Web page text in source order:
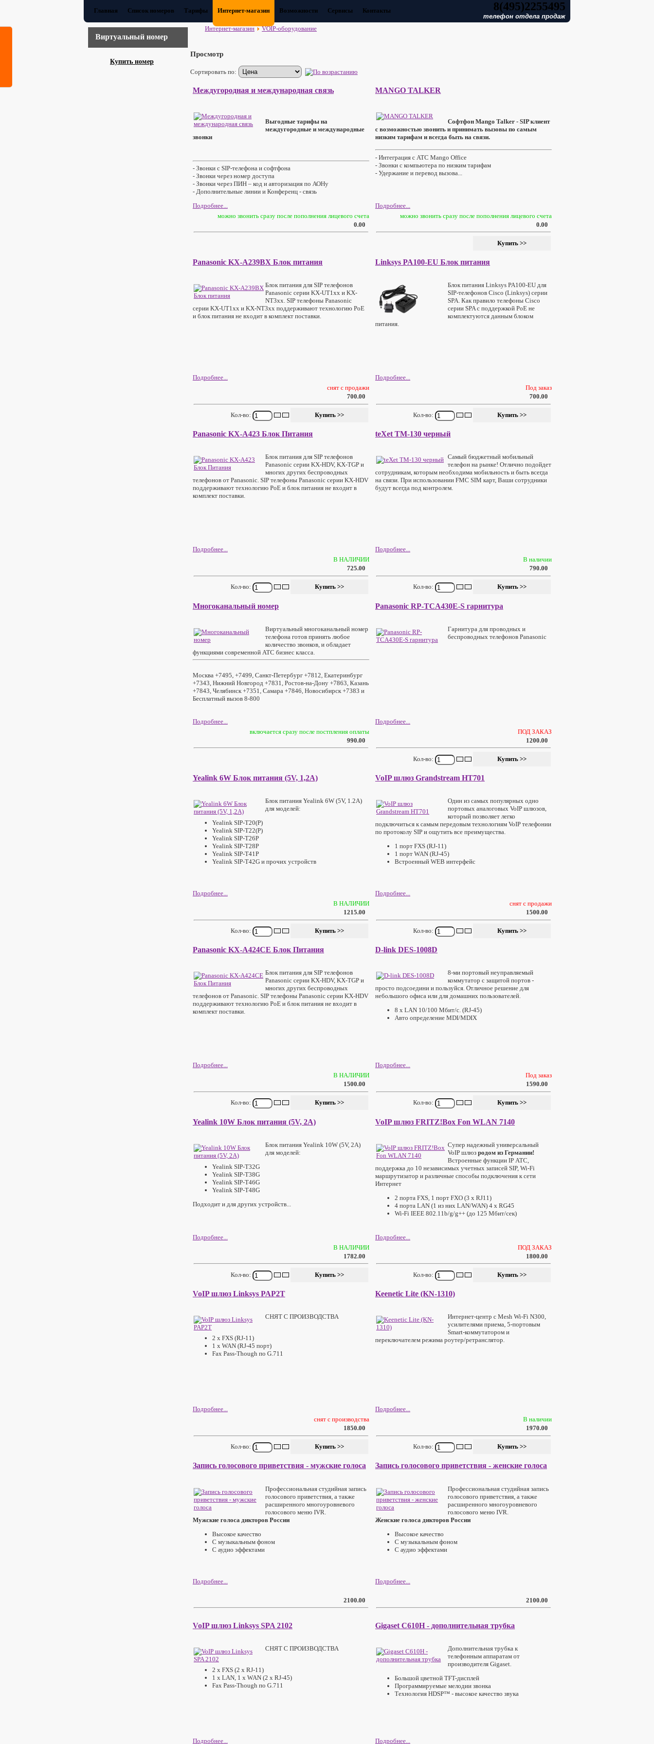
Главная Список номеров Тарифы Интернет-магазин Возможности Сервисы Контакты 8(495)2255495
телефон отдела продаж
Виртуальный номер
Купить номер
Интернет-магазин VOIP-оборудование
Просмотр
Сортировать по:
Междугородная и международная связь
Выгодные тарифы на
междугородные и международные
звонки
- Звонки с SIP-телефона и софтфона
- Звонки через номер доступа
- Звонки через ПИН – код и авторизация по АОНу
- Дополнительные линии и Конференц - связь
Подробнее...
можно звонить сразу после пополнения лицевого счета
0.00
MANGO TALKER
Софтфон Mango Talker - SIP клиент
с возможностью звонить и принимать вызовы по самым
низким тарифам и всегда быть на связи.
- Интеграция с АТС Mango Office
- Звонки с компьютера по низким тарифам
- Удержание и перевод вызова...
Подробнее...
можно звонить сразу после пополнения лицевого счета
0.00
Panasonic KX-A239BX Блок питания
Блок питания для SIP телефонов
Panasonic серии KX-UT1хх и KX-
NT3хх. SIP телефоны Panasonic
серии KX-UT1хх и KX-NT3хх поддерживают технологию PoE
и блок питания не входит в комплект поставки.
Подробнее...
снят с продажи
700.00
Кол-во:
Linksys PA100-EU Блок питания
Блок питания Linksys PA100-EU для
SIP-телефонов Cisco (Linksys) серии
SPA. Как правило телефоны Cisco
серии SPA с поддержкой PoE не
комплектуются данным блоком
питания.
Подробнее...
Под заказ
700.00
Кол-во:
Panasonic KX-A423 Блок Питания
Блок питания для SIP телефонов
Panasonic серии KX-HDV, KX-TGP и
многих других беспроводных
телефонов от Panasonic. SIP телефоны Panasonic серии KX-HDV
поддерживают технологию PoE и блок питания не входит в
комплект поставки.
Подробнее...
В НАЛИЧИИ
725.00
Кол-во:
teXet TM-130 черный
Самый бюджетный мобильный
телефон на рынке! Отлично подойдет
сотрудникам, которым необходима мобильность и быть всегда
на связи. При использовании FMC SIM карт, Ваши сотрудники
будут всегда под контролем.
Подробнее...
В наличии
790.00
Кол-во:
Многоканальный номер
Виртуальный многоканальный номер
телефона готов принять любое
количество звонков, и обладает
функциями современной АТС бизнес класса.
Москва +7495, +7499, Санкт-Петербург +7812, Екатеринбург
+7343, Нижний Новгород +7831, Ростов-на-Дону +7863, Казань
+7843, Челябинск +7351, Самара +7846, Новосибирск +7383 и
Бесплатный вызов 8-800
Подробнее...
включается сразу после постпления оплаты
990.00
Panasonic RP-TCA430E-S гарнитура
Гарнитура для проводных и
беспроводных телефонов Panasonic
Подробнее...
ПОД ЗАКАЗ
1200.00
Кол-во:
Yealink 6W Блок питания (5V, 1,2A)
Блок питания Yealink 6W (5V, 1.2A)
для моделей:
Yealink SIP-T20(P)
Yealink SIP-T22(P)
Yealink SIP-T26P
Yealink SIP-T28P
Yealink SIP-T41P
Yealink SIP-T42G и прочих устройств
Подробнее...
В НАЛИЧИИ
1215.00
Кол-во:
VoIP шлюз Grandstream HT701
Один из самых популярных одно
портовых аналоговых VoIP шлюзов,
который позволяет легко
подключиться к самым передовым технологиям VoIP телефонии
по протоколу SIP и ощутить все преимущества.
1 порт FXS (RJ-11)
1 порт WAN (RJ-45)
Встроенный WEB интерфейс
Подробнее...
снят с продажи
1500.00
Кол-во:
Panasonic KX-A424CE Блок Питания
Блок питания для SIP телефонов
Panasonic серии KX-HDV, KX-TGP и
многих других беспроводных
телефонов от Panasonic. SIP телефоны Panasonic серии KX-HDV
поддерживают технологию PoE и блок питания не входит в
комплект поставки.
Подробнее...
В НАЛИЧИИ
1500.00
Кол-во:
D-link DES-1008D
8-ми портовый неуправляемый
коммутатор с защитой портов -
просто подсоедини и пользуйся. Отличное решение для
небольшого офиса или для домашних пользователей.
8 x LAN 10/100 Мбит/с. (RJ-45)
Авто определение MDI/MDIX
Подробнее...
Под заказ
1590.00
Кол-во:
Yealink 10W Блок питания (5V, 2A)
Блок питания Yealink 10W (5V, 2A)
для моделей:
Yealink SIP-T32G
Yealink SIP-T38G
Yealink SIP-T46G
Yealink SIP-T48G
Подходит и для других устройств...
Подробнее...
В НАЛИЧИИ
1782.00
Кол-во:
VoIP шлюз FRITZ!Box Fon WLAN 7140
Супер надежный универсальный
VoIP шлюзродом из Германии!
Встроенные функции IP АТС,
поддержка до 10 независимых учетных записей SIP, Wi-Fi
маршрутизатор и различные способы подключения к сети
Интернет
2 порта FXS, 1 порт FXO (3 x RJ11)
4 порта LAN (1 из них LAN/WAN) 4 x RG45
Wi-Fi IEEE 802.11b/g/g++ (до 125 Mбит/сек)
Подробнее...
ПОД ЗАКАЗ
1800.00
Кол-во:
VoIP шлюз Linksys PAP2T
СНЯТ С ПРОИЗВОДСТВА
2 x FXS (RJ-11)
1 x WAN (RJ-45 порт)
Fax Pass-Though по G.711
Подробнее...
снят с производства
1850.00
Кол-во:
Keenetic Lite (KN-1310)
Интернет-центр с Mesh Wi-Fi N300,
усилителями приема, 5-портовым
Smart-коммутатором и
переключателем режима роутер/ретранслятор.
Подробнее...
В наличии
1970.00
Кол-во:
Запись голосового приветствия - мужские голоса
Профессиональная студийная запись
голосового приветствия, а также
расширенного многоуровневого
голосового меню IVR.
Мужские голоса дикторов России
Высокое качество
C музыкальным фоном
С аудио эффектами
Подробнее...
2100.00
Запись голосового приветствия - женские голоса
Профессиональная студийная запись
голосового приветствия, а также
расширенного многоуровневого
голосового меню IVR.
Женские голоса дикторов России
Высокое качество
C музыкальным фоном
С аудио эффектами
Подробнее...
2100.00
VoIP шлюз Linksys SPA 2102
СНЯТ С ПРОИЗВОДСТВА
2 x FXS (2 x RJ-11)
1 x LAN, 1 х WAN (2 x RJ-45)
Fax Pass-Though по G.711
Подробнее...
Gigaset C610H - дополнительная трубка
Дополнительная трубка к
телефонным аппаратам от
производителя Gigaset.
Большой цветной TFT-дисплей
Программируемые мелодии звонка
Технология HDSP™ - высокое качество звука
Подробнее...